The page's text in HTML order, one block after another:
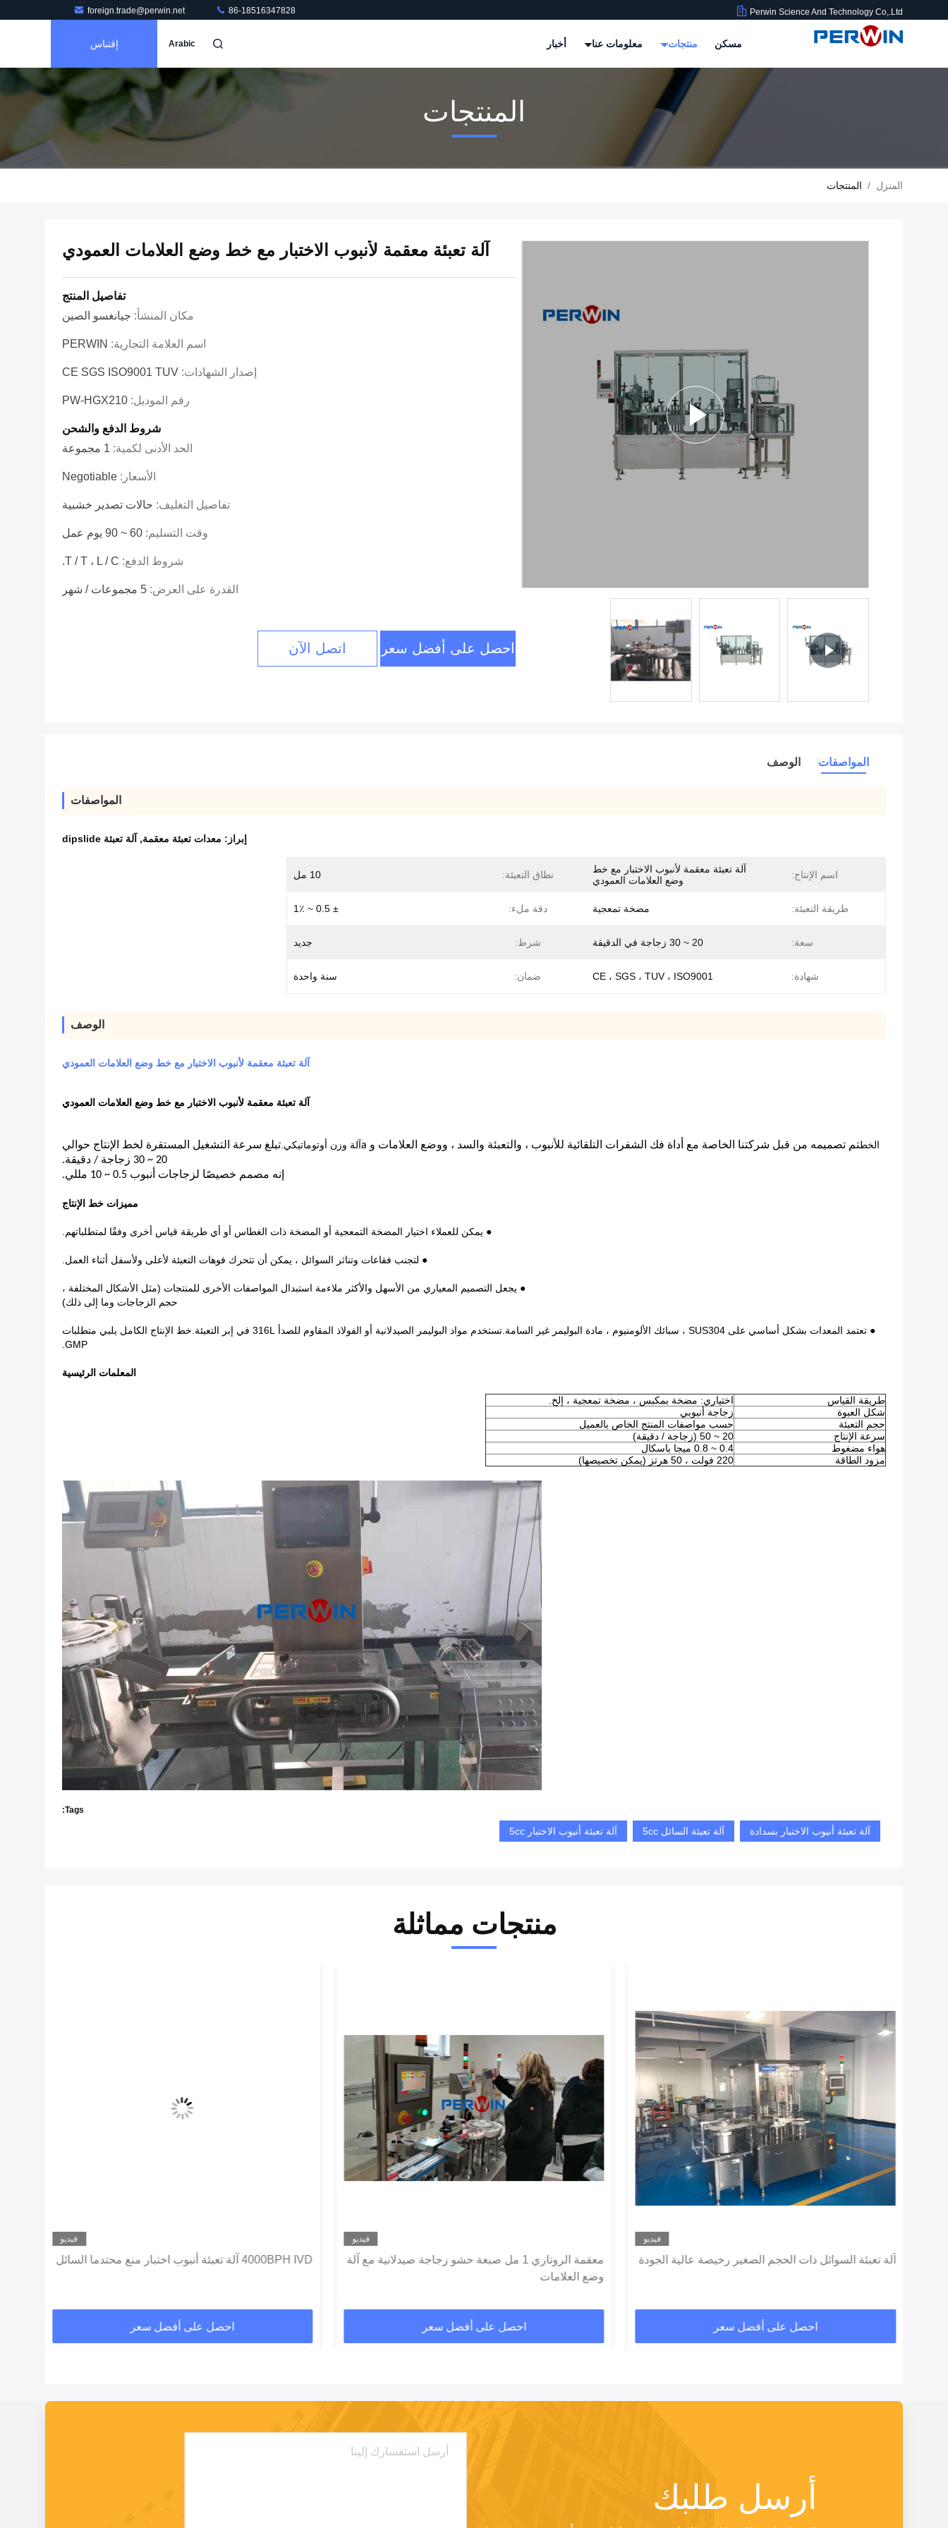
Perwin Science And Technology Co,.Ltd
foreign.trade@perwin.net 86-18516347828
مسكن منتجات معلومات عنا أخبار Arabic إقتباس
المنتجات
المنزل / المنتجات
آلة تعبئة معقمة لأنبوب الاختبار مع خط وضع العلامات العمودي
تفاصيل المنتج
مكان المنشأ: جيانغسو الصين
اسم العلامة التجارية: PERWIN
إصدار الشهادات: CE SGS ISO9001 TUV
رقم الموديل: PW-HGX210
شروط الدفع والشحن
الحد الأدنى لكمية: 1 مجموعة
الأسعار: Negotiable
تفاصيل التغليف: حالات تصدير خشبية
وقت التسليم: 60 ~ 90 يوم عمل
شروط الدفع: T / T ، L / C.
القدرة على العرض: 5 مجموعات / شهر
احصل على أفضل سعر اتصل الآن
المواصفات الوصف
المواصفات
إبراز: معدات تعبئة معقمة, آلة تعبئة dipslide
اسم الإنتاج:
آلة تعبئة معقمة لأنبوب الاختبار مع خط
وضع العلامات العمودي
نطاق التعبئة: 10 مل
طريقة التعبئة: مضخة تمعجية دقة ملء: ± 0.5 ~ 1٪
سعة: 20 ~ 30 زجاجة في الدقيقة شرط: جديد
شهادة: CE ، SGS ، TUV ، ISO9001 ضمان: سنة واحدة
الوصف
آلة تعبئة معقمة لأنبوب الاختبار مع خط وضع العلامات العمودي
آلة تعبئة معقمة لأنبوب الاختبار مع خط وضع العلامات العمودي
الخطتم تصميمه من قبل شركتنا الخاصة مع أداة فك الشفرات التلقائية للأنبوب ، والتعبئة والسد ، ووضع العلامات و a آلة وزن أوتوماتيكي. تبلغ سرعة التشغيل المستقرة لخط الإنتاج حوالي
20 ~ 30 زجاجة / دقيقة.
إنه مصمم خصيصًا لزجاجات أنبوب 0.5 ~ 10 مللي.
مميزات خط الإنتاج
● يمكن للعملاء اختيار المضخة التمعجية أو المضخة ذات الغطاس أو أي طريقة قياس أخرى وفقًا لمتطلباتهم.
● لتجنب فقاعات وتناثر السوائل ، يمكن أن تتحرك فوهات التعبئة لأعلى ولأسفل أثناء العمل.
● يجعل التصميم المعياري من الأسهل والأكثر ملاءمة استبدال المواصفات الأخرى للمنتجات (مثل الأشكال المختلفة ،
حجم الزجاجات وما إلى ذلك)
● تعتمد المعدات بشكل أساسي على SUS304 ، سبائك الألومنيوم ، مادة البوليمر غير السامة.تستخدم مواد البوليمر الصيدلانية أو الفولاذ المقاوم للصدأ 316L في إبر التعبئة.خط الإنتاج الكامل يلبي متطلبات
GMP.
المعلمات الرئيسية
طريقة القياس
اختياري: مضخة بمكبس ، مضخة تمعجية ، إلخ.
شكل العبوة
زجاجة أنبوبي
حجم التعبئة
حسب مواصفات المنتج الخاص بالعميل
سرعة الإنتاج
20 ~ 50 (زجاجة / دقيقة)
هواء مضغوط
0.4 ~ 0.8 ميجا باسكال
مزود الطاقة
220 فولت ، 50 هرتز (يمكن تخصيصها)
Tags:
آلة تعبئة أنبوب الاختبار بسدادة آلة تعبئة السائل 5cc آلة تعبئة أنبوب الاختبار 5cc
منتجات مماثلة
فيديو
آلة تعبئة السوائل ذات الحجم الصغير رخيصة عالية الجودة
احصل على أفضل سعر
فيديو
معقمة الروتاري 1 مل صبغة حشو زجاجة صيدلانية مع آلة
وضع العلامات
احصل على أفضل سعر
فيديو
4000BPH IVD آلة تعبئة أنبوب اختبار منع محتدما السائل
احصل على أفضل سعر
أرسل طلبك